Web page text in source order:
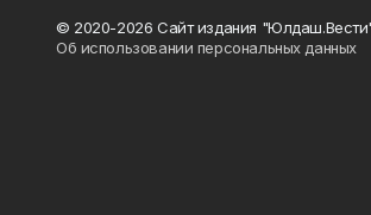
© 2020-2026 Сайт издания
Об использовании персональных данных